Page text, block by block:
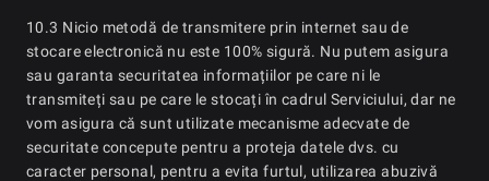
10.3 Nicio metodă de transmitere prin internet sau de
stocare electronică nu este 100% sigură. Nu putem asigura
sau garanta securitatea informațiilor pe care ni le
transmiteți sau pe care le stocați în cadrul Serviciului, dar ne
vom asigura că sunt utilizate mecanisme adecvate de
securitate concepute pentru a proteja datele dvs. cu
caracter personal, pentru a evita furtul, utilizarea abuzivă